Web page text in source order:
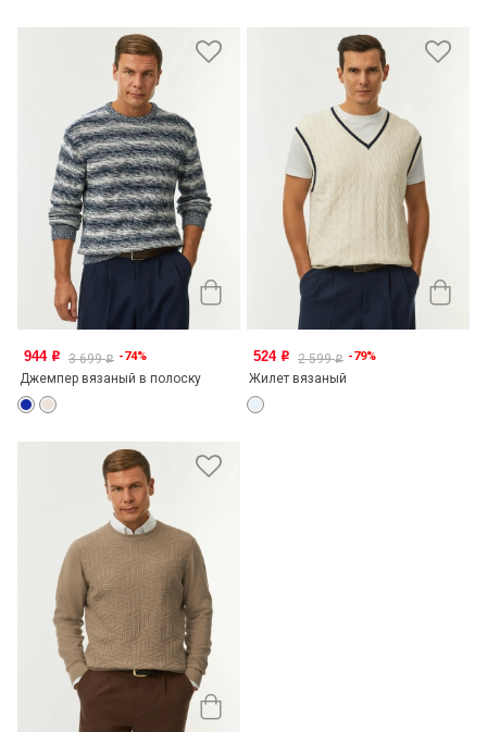
944 o 3 699o -74%
Джемпер вязаный в полоску
524 o 2 599o -79%
Жилет вязаный